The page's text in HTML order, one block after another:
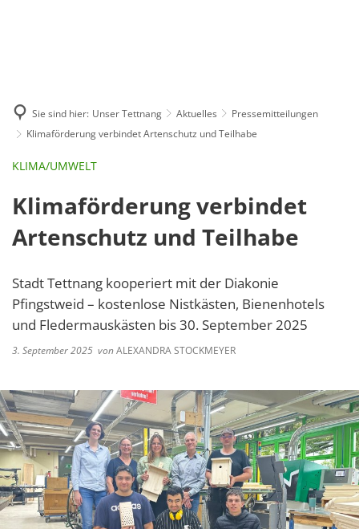
Sie sind hier: Unser Tettnang Aktuelles
Pressemitteilungen
Klimaförderung verbindet Artenschutz und Teilhabe
KLIMA/UMWELT
Klimaförderung verbindet
Artenschutz und Teilhabe
Stadt Tettnang kooperiert mit der Diakonie
Pfingstweid – kostenlose Nistkästen, Bienenhotels
und Fledermauskästen bis 30. September 2025
3. September 2025 vonALEXANDRA STOCKMEYER